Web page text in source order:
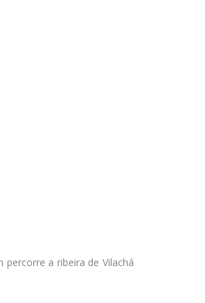
a ribeira de Vilachá